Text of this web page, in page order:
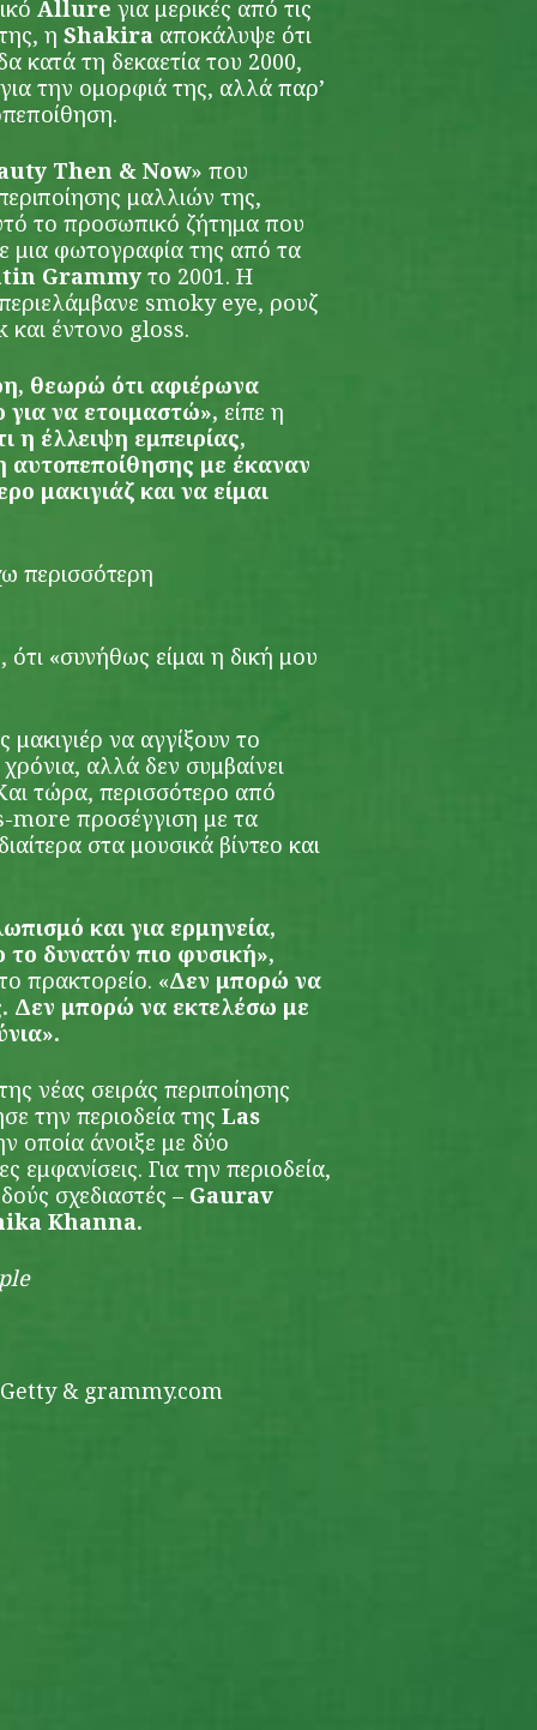
Allure για μερικές από τις
η Shakira αποκάλυψε ότι
κατά τη δεκαετία του 2000,
την ομορφιά της, αλλά παρ’
Then & Now» που
μαλλιών της,
το προσωπικό ζήτημα που
μια φωτογραφία της από τα
Grammy το 2001. Η
smoky eye, ρουζ
έντονο gloss.
θεωρώ ότι αφιέρωνα
να ετοιμαστώ», είπε η
η έλλειψη εμπειρίας,
αυτοπεποίθησης με έκαναν
μακιγιάζ και να είμαι
περισσότερη
«συνήθως είμαι η δική μου
μακιγιέρ να αγγίξουν το
αλλά δεν συμβαίνει
τώρα, περισσότερο από
more προσέγγιση με τα
στα μουσικά βίντεο και
και για ερμηνεία,
το δυνατόν πιο φυσική»,
πρακτορείο. «Δεν μπορώ να
Δεν μπορώ να εκτελέσω με
νέας σειράς περιποίησης
την περιοδεία της Las
οποία άνοιξε με δύο
εμφανίσεις. Για την περιοδεία,
σχεδιαστές – Gaurav
Khanna.
& grammy.com